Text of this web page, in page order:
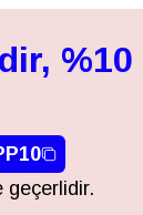
%10
geçerlidir.